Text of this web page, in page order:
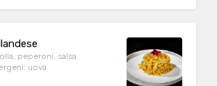
peperoni, salsa
uova